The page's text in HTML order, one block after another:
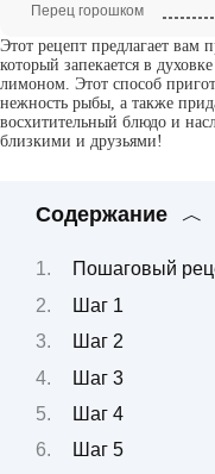
Перец горошком
Этот рецепт предлагает вам
который запекается в
лимоном. Этот способ
нежность рыбы, а также
восхитительный блюдо и
близкими и друзьями!
Содержание
Пошаговый
Шаг 1
Шаг 2
Шаг 3
Шаг 4
Шаг 5